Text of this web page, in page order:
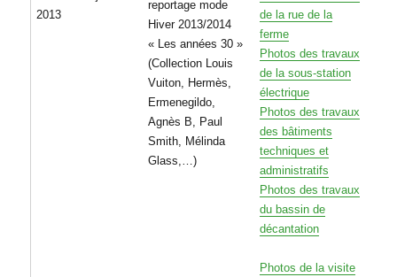
2013
reportage mode
Hiver 2013/2014
« Les années 30 »
(Collection Louis
Vuiton, Hermès,
Ermenegildo,
Agnès B, Paul
Smith, Mélinda
Glass,…)
de la rue de la
ferme
Photos des travaux
de la sous-station
électrique
Photos des travaux
des bâtiments
techniques et
administratifs
Photos des travaux
du bassin de
décantation
Photos de la visite